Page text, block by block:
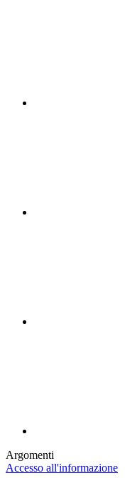
Argomenti
Accesso all'informazione